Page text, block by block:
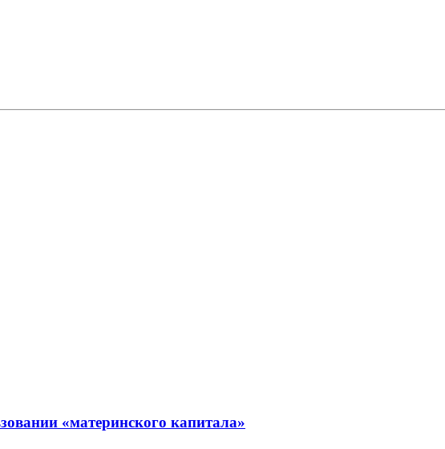
«материнского капитала»